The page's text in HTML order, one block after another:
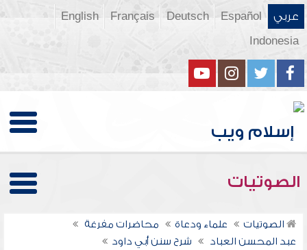
عربي Español
Deutsch
Français
English
Indonesia
الصوتيات
الصوتيات علماء ودعاة
محاضرات مفرغة
عبد المحسن العباد
شرح سنن أبي داود